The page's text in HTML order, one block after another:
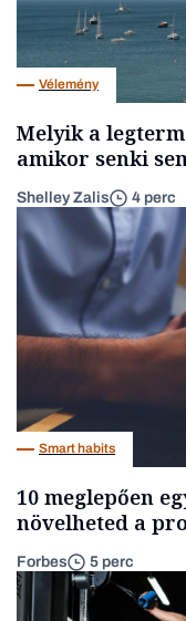
Vélemény
Melyik a
amikor senki
Shelley Zalis 4 perc
Smart habits
10 meglepően
növelheted a
Forbes 5 perc